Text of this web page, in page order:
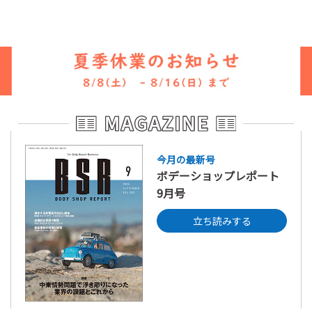
今月の最新号
ボデーショップレポート
9月号
立ち読みする